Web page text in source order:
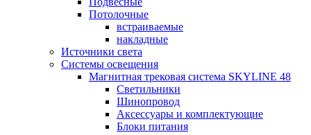
Потолочные
встраиваемые
накладные
Источники света
Системы освещения
Магнитная трековая система SKYLINE 48
Светильники
Шинопровод
Аксессуары и комплектующие
Блоки питания